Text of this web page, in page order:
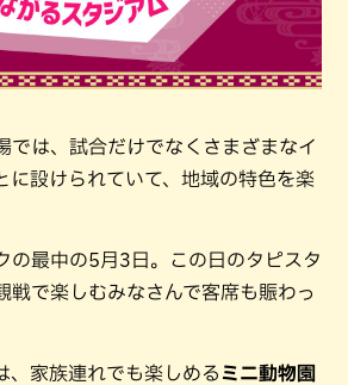
では、試合だけでなくさまざまなイ
に設けられていて、地域の特色を楽
の最中の5月3日。この日のタピスタ
戦で楽しむみなさんで客席も賑わっ
、家族連れでも楽しめる ミニ動物園